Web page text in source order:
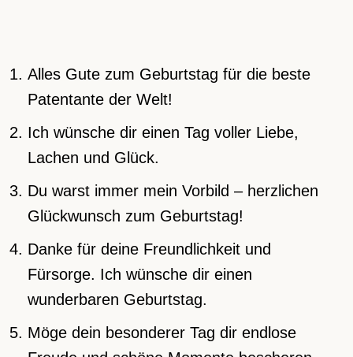
Alles Gute zum Geburtstag für die beste
Patentante der Welt!
Ich wünsche dir einen Tag voller Liebe,
Lachen und Glück.
Du warst immer mein Vorbild – herzlichen
Glückwunsch zum Geburtstag!
Danke für deine Freundlichkeit und
Fürsorge. Ich wünsche dir einen
wunderbaren Geburtstag.
Möge dein besonderer Tag dir endlose